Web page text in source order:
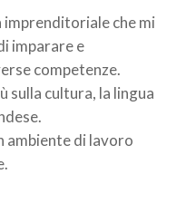
imprenditoriale che mi
imparare e
competenze.
sulla cultura, la lingua
ambiente di lavoro